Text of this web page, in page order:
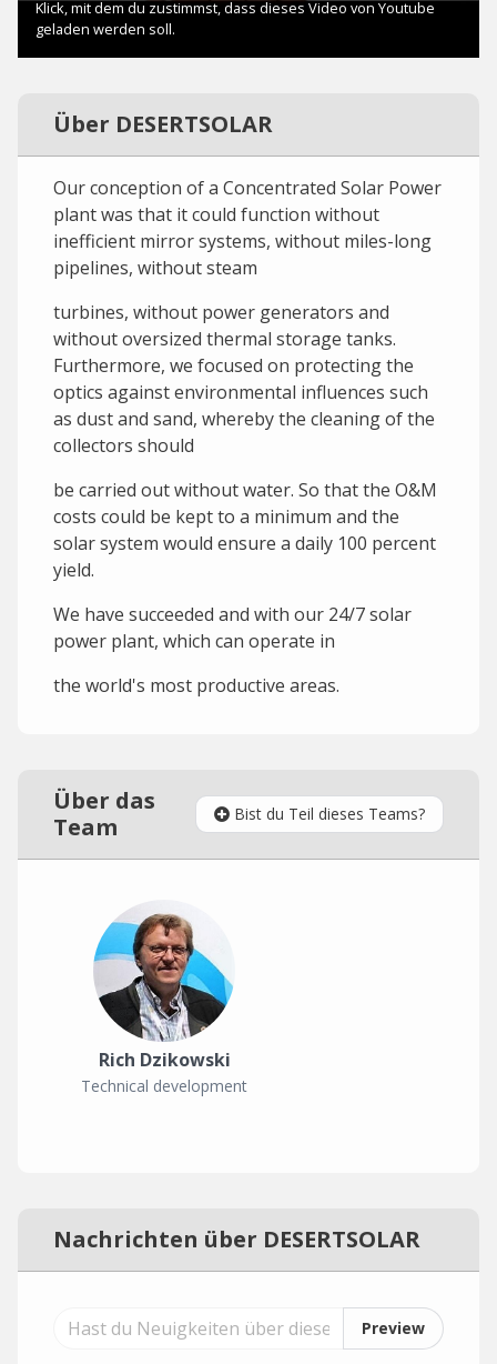
Über DESERTSOLAR
Our conception of a Concentrated Solar Power
plant was that it could function without
inefficient mirror systems, without miles-long
pipelines, without steam
turbines, without power generators and
without oversized thermal storage tanks.
Furthermore, we focused on protecting the
optics against environmental influences such
as dust and sand, whereby the cleaning of the
collectors should
be carried out without water. So that the O&M
costs could be kept to a minimum and the
solar system would ensure a daily 100 percent
yield.
We have succeeded and with our 24/7 solar
power plant, which can operate in
the world's most productive areas.
Über das
Team
Bist du Teil dieses Teams?
Rich Dzikowski
Technical development
Nachrichten über DESERTSOLAR
Preview